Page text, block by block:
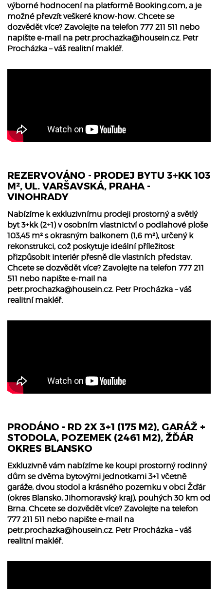
výborné hodnocení na platformě Booking.com, a je
možné převzít veškeré know-how. Chcete se
dozvědět více? Zavolejte na telefon 777 211 511 nebo
napište e-mail na petr.prochazka@housein.cz. Petr
Procházka – váš realitní makléř.
REZERVOVÁNO - PRODEJ BYTU 3+KK 103
M², UL. VARŠAVSKÁ, PRAHA -
VINOHRADY
Nabízíme k exkluzivnímu prodeji prostorný a světlý
byt 3+kk (2+1) v osobním vlastnictví o podlahové ploše
103,45 m² s okrasným balkonem (1,6 m²), určený k
rekonstrukci, což poskytuje ideální příležitost
přizpůsobit interiér přesně dle vlastních představ.
Chcete se dozvědět více? Zavolejte na telefon 777 211
511 nebo napište e-mail na
petr.prochazka@housein.cz. Petr Procházka – váš
realitní makléř.
PRODÁNO - RD 2X 3+1 (175 M2), GARÁŽ +
STODOLA, POZEMEK (2461 M2), ŽĎÁR
OKRES BLANSKO
Exkluzivně vám nabízíme ke koupi prostorný rodinný
dům se dvěma bytovými jednotkami 3+1 včetně
garáže, dvou stodol a krásného pozemku v obci Žďár
(okres Blansko, Jihomoravský kraj), pouhých 30 km od
Brna. Chcete se dozvědět více? Zavolejte na telefon
777 211 511 nebo napište e-mail na
petr.prochazka@housein.cz. Petr Procházka – váš
realitní makléř.